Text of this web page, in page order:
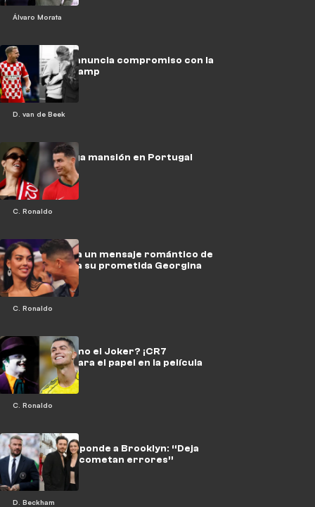
Álvaro Morata
D. van de Beek
Van de Beek anuncia compromiso con la
hija de Bergkamp
C. Ronaldo
CR7 y su mega mansión en Portugal
C. Ronaldo
Ronaldo envía un mensaje romántico de
cumpleaños a su prometida Georgina
C. Ronaldo
¿Ronaldo como el Joker? ¡CR7
respaldado para el papel en la película
de Batman!
D. Beckham
Beckham responde a Brooklyn: “Deja
que tus hijos cometan errores”